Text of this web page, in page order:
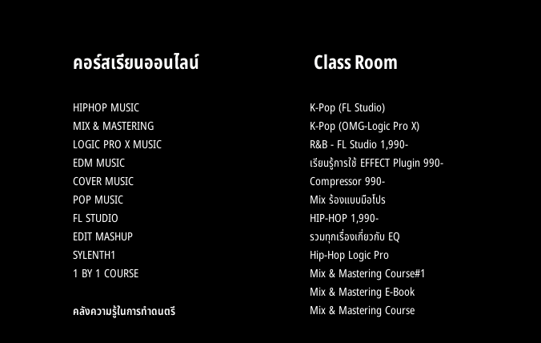
คอร์สเรียนออนไลน์
HIPHOP MUSIC
MIX & MASTERING
LOGIC PRO X MUSIC
EDM MUSIC
COVER MUSIC
POP MUSIC
FL STUDIO
EDIT MASHUP
SYLENTH1
1 BY 1 COURSE
คลังความรู้ในการทำดนตรี
Class Room
K-Pop (FL Studio)
K-Pop (OMG-Logic Pro X)
R&B - FL Studio 1,990-
เรียนรู้การใช้ EFFECT Plugin 990-
Compressor 990-
Mix ร้องแบบมือโปร
HIP-HOP 1,990-
รวมทุกเรื่องเกี่ยวกับ EQ
Hip-Hop Logic Pro
Mix & Mastering Course#1
Mix & Mastering E-Book
Mix & Mastering Course